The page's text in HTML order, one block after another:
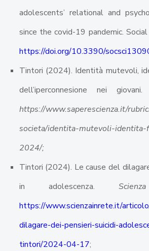
adolescents’ relational and
since the covid-19 pandemic.
https://doi.org/10.3390/
Tintori (2024). Identità mutevoli,
dell’iperconnesione nei giovani.
https://www.saperescienza.it/
societa/identita-mutevoli-
2024/;
Tintori (2024). Le cause del
in adolescenza.
https://www.scienzainrete.it/
dilagare-dei-pensieri-suicidi-
tintori/2024-04-17;